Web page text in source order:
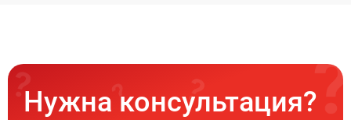
Нужна консультация?